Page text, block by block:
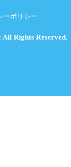
ーポリシー
Rights Reserved.